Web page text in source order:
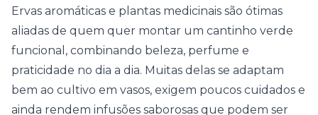
Ervas aromáticas e plantas medicinais são ótimas
aliadas de quem quer montar um cantinho verde
funcional, combinando beleza, perfume e
praticidade no dia a dia. Muitas delas se adaptam
bem ao cultivo em vasos, exigem poucos cuidados e
ainda rendem infusões saborosas que podem ser